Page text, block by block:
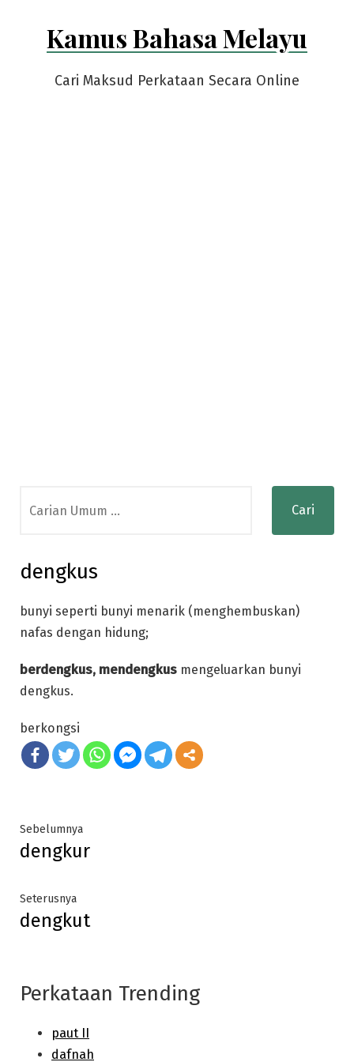
Kamus Bahasa Melayu
Cari Maksud Perkataan Secara Online
for:
dengkus
bunyi seperti bunyi menarik (menghembuskan)
nafas dengan hidung;
berdengkus, mendengkus mengeluarkan bunyi
dengkus.
berkongsi
Post
navigation
SebelumnyaPrevious
post:
dengkur
SeterusnyaNext
post:
dengkut
Perkataan Trending